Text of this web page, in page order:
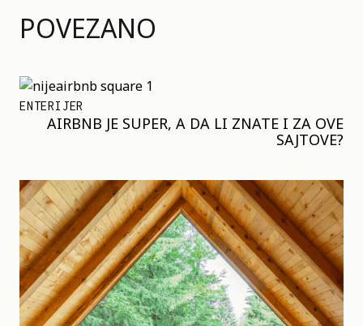
POVEZANO
ENTERIJER
AIRBNB JE SUPER, A DA LI ZNATE I ZA OVE
SAJTOVE?